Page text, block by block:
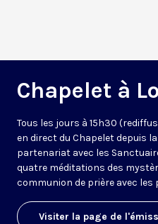
Chapelet à
Tous les jours à 15h30
en direct du Chapelet depuis
partenariat avec les
quatre méditations des
communion de prière avec les
Visiter la page de